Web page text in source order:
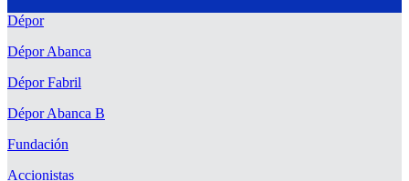
Dépor
Dépor Abanca
Dépor Fabril
Dépor Abanca B
Fundación
Accionistas